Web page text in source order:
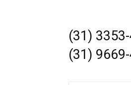
(31)
(31)